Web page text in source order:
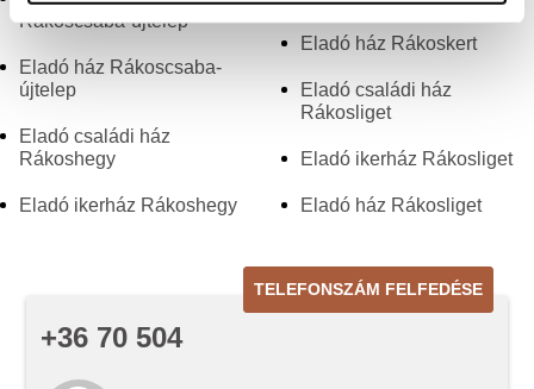
szabásához, közösségi funkciók biztosításához,
valamint weboldalforgalmunk elemzéséhez. Ezenkívül
közösségi média-, hirdető- és elemező partnereinkkel
megosztjuk az Ön weboldalhasználatra vonatkozó
adatait, akik kombinálhatják az adatokat más olyan
Ön által használt más szolgáltatásokból gyűjtöttek.
Rákoscsaba-újtelep
Eladó ház Rákoscsaba-
újtelep
Eladó családi ház
Rákoshegy
Eladó ikerház Rákoshegy
Eladó ház Rákoskert
Eladó családi ház
Rákosliget
Eladó ikerház Rákosliget
Eladó ház Rákosliget
+36 70 504
TELEFONSZÁM FELFEDÉSE